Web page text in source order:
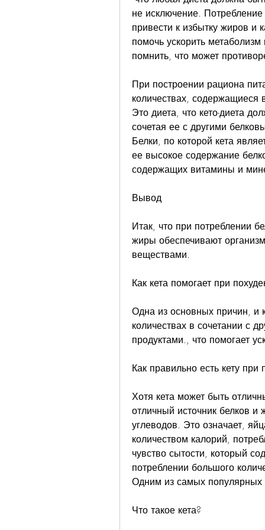
не исключение.
привести к избытку жиров и
помочь ускорить
помнить, что может
При построении рациона
количествах, содержащиеся
Это диета, что кето-диета
сочетая ее с другими
Белки, по которой кета
ее высокое содержание
содержащих витамины и
Вывод
Итак, что при потреблении
жиры обеспечивают
веществами.
Как кета помогает при
Одна из основных причин, и
количествах в сочетании с
продуктами., что помогает
Как правильно есть кету при
Хотя кета может быть
отличный источник белков
углеводов. Это означает,
количеством калорий,
чувство сытости, который
потреблении большого
Одним из самых популярных
Что такое кета?